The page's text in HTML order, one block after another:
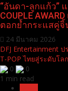
“อันดา-ลูกแก้ว”
COUPLE
ตอกย้ำกระแสคู่จิ้
24 มีนาคม 2026
DFJ Entertainment ป
T-POP ไทยสู่ระดับโลก
0
0
1 min read